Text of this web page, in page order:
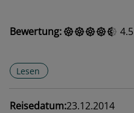
Bewertung: 4.5
Lesen
Reisedatum:23.12.2014